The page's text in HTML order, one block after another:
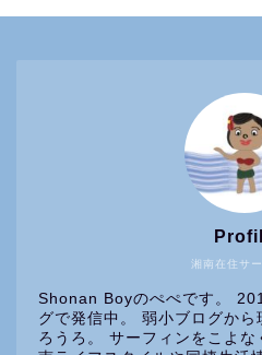
湘南在住サ
Shonan Boyのぺぺです。
グで発信中。 弱小ブログか
ろうろ。 サーフィンをこよ